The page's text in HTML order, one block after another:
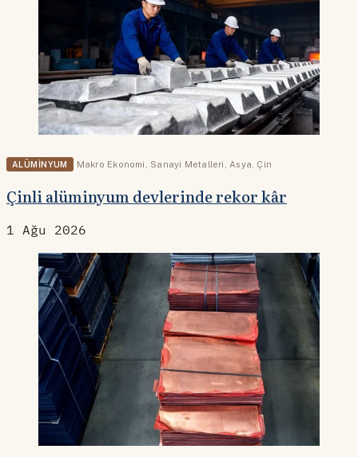
ALÜMINYUM Makro Ekonomi Sanayi Metalleri Asya Çin
Çinli alüminyum devlerinde rekor kâr
1 Ağu 2026